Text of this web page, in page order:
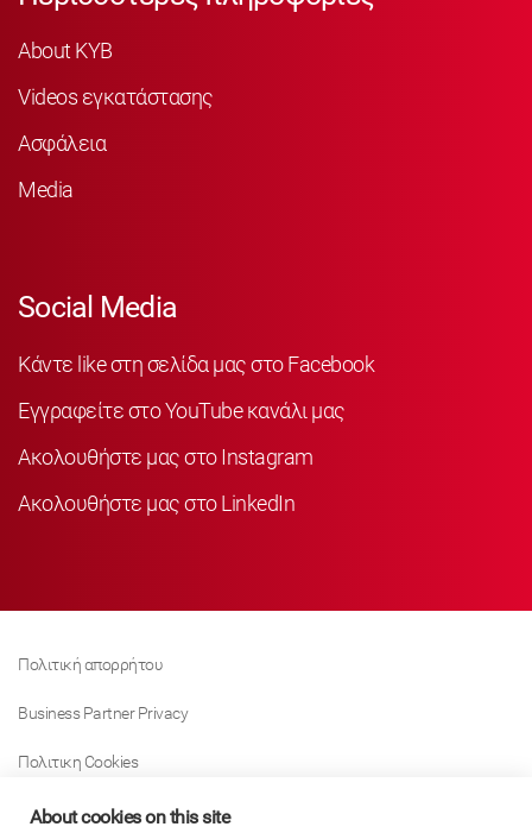
About KYB
Videos εγκατάστασης
Ασφάλεια
Media
Social Media
Κάντε like στη σελίδα μας στο Facebook
Εγγραφείτε στο YouTube κανάλι μας
Ακολουθήστε μας στο Instagram
Ακολουθήστε μας στο LinkedIn
Πολιτική απορρήτου
Business Partner Privacy
Πολιτικη Cookies
Modern Slavery Act Policy
About cookies on this site